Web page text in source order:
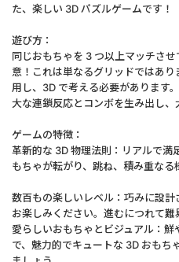
た、楽しい 3D パズルゲームです！
遊び方：
同じおもちゃを 3 つ以上マッチさ
意！これは単なるグリッドではあ
用し、3D で考える必要があります
大な連鎖反応とコンボを生み出し、
ゲームの特徴：
革新的な 3D 物理法則：リアルで満
もちゃが転がり、跳ね、積み重なる
数百もの楽しいレベル：巧みに設
お楽しみください。進むにつれて難
愛らしいおもちゃとビジュアル：
で、魅力的でキュートな 3D おもち